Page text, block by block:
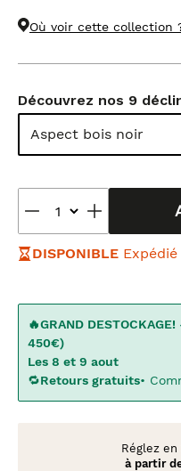
Où voir cette collection
Découvrez nos 9
Aspect bois noir
DISPONIBLE
🔥GRAND
450€)
Les 8 et 9 aout
🔁Retours gratuits•
Réglez en
à partir